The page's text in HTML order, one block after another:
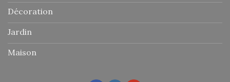
Décoration
Jardin
Maison